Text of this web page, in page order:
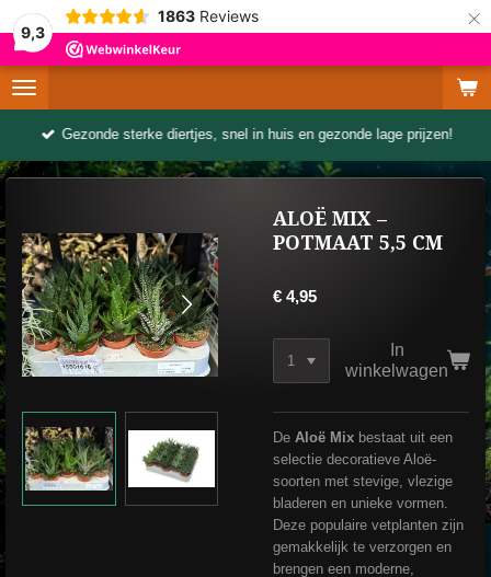
9,3
1863 Reviews ×
Gezonde sterke diertjes, snel in huis en gezonde lage prijzen!
ALOË MIX –
POTMAAT 5,5 CM
€ 4,95
In
winkelwagen
De Aloë Mix bestaat uit een
selectie decoratieve Aloë-
soorten met stevige, vlezige
bladeren en unieke vormen.
Deze populaire vetplanten zijn
gemakkelijk te verzorgen en
brengen een moderne,